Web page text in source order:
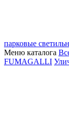
парковые
Меню каталога
FUMAGALLI